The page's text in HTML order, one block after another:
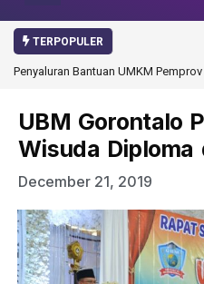
TERPOPULER
Gorontalo Rampung
UBM Gorontalo
Wisuda Diploma
December 21, 2019